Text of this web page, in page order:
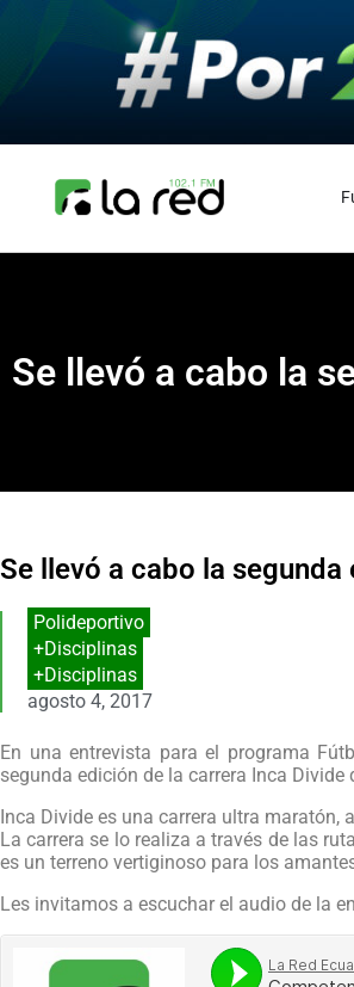
Se llevó a cabo la
Se llevó a cabo la
Polideportivo
+Disciplinas
+Disciplinas
agosto 4, 2017
En una entrevista para el programa
segunda edición de la carrera Inca Divide
Inca Divide es una carrera ultra
La carrera se lo realiza a través de las
es un terreno vertiginoso para los
Les invitamos a escuchar el audio de la